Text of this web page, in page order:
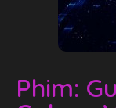
Phim: